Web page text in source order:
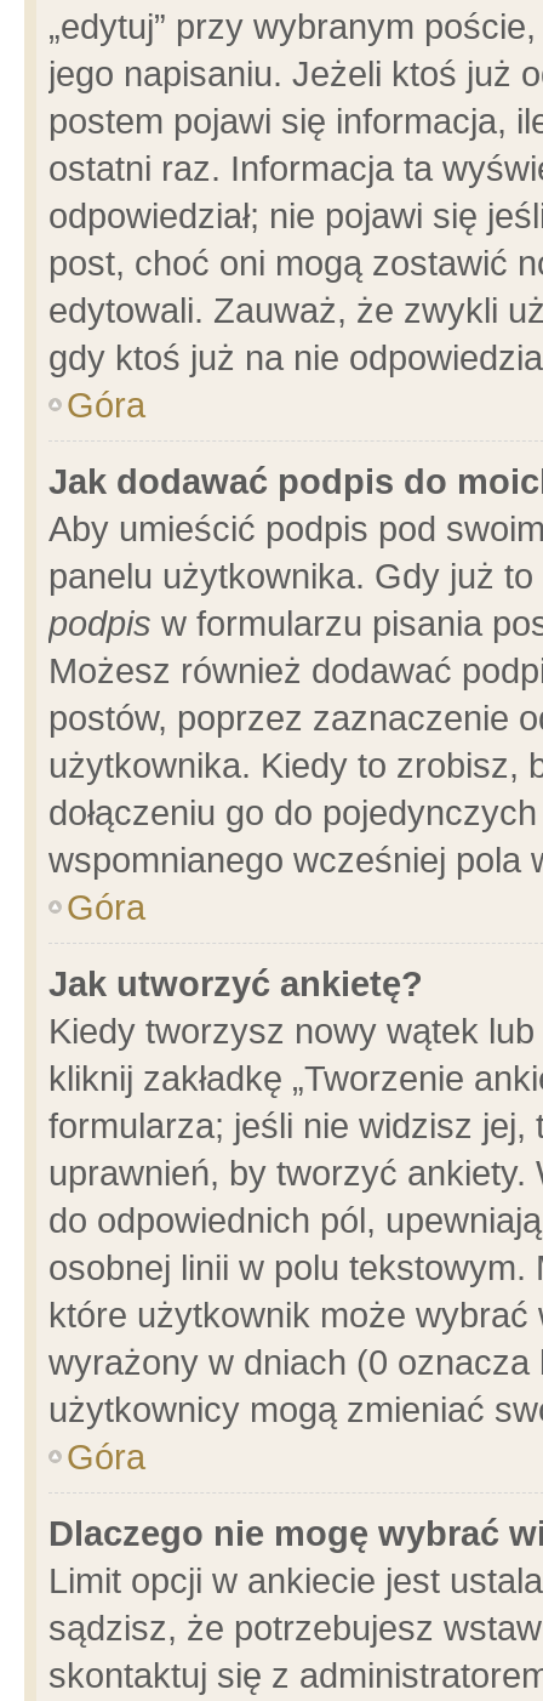
„edytuj” przy wybranym
jego napisaniu. Jeżeli ktoś już
postem pojawi się informacja,
ostatni raz. Informacja ta
odpowiedział; nie pojawi się
post, choć oni mogą zostawić
edytowali. Zauważ, że zwykli
gdy ktoś już na nie
Góra
Jak dodawać podpis do
Aby umieścić podpis pod
panelu użytkownika. Gdy już
podpis w formularzu pisania
Możesz również dodawać
postów, poprzez zaznaczenie
użytkownika. Kiedy to zrobisz,
dołączeniu go do
wspomnianego wcześniej pola
Góra
Jak utworzyć ankietę?
Kiedy tworzysz nowy wątek
kliknij zakładkę „Tworzenie
formularza; jeśli nie widzisz
uprawnień, by tworzyć ankiety.
do odpowiednich pól,
osobnej linii w polu
które użytkownik może
wyrażony w dniach (0
użytkownicy mogą zmieniać
Góra
Dlaczego nie mogę wybrać
Limit opcji w ankiecie jest
sądzisz, że potrzebujesz
skontaktuj się z